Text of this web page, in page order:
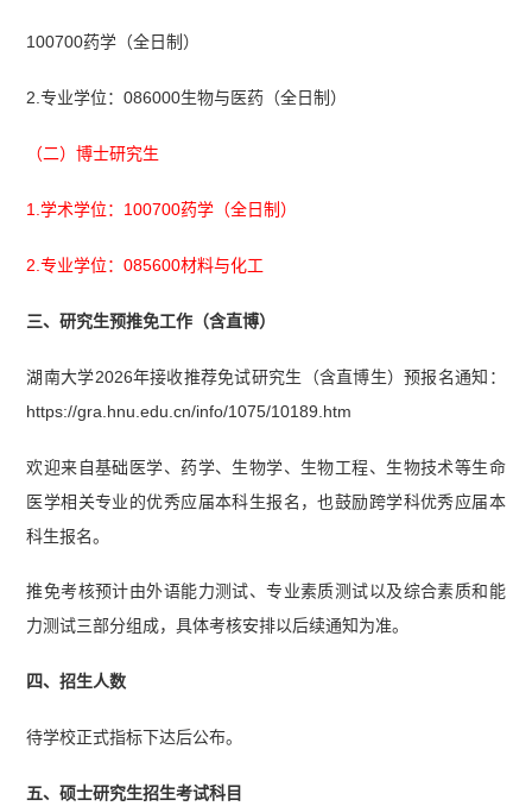
100700药学（全日制）
2.专业学位：086000生物与医药（全日制）
（二）博士研究生
1.学术学位：100700药学（全日制）
2.专业学位：085600材料与化工
三、研究生预推免工作（含直博）
湖南大学2026年接收推荐免试研究生（含直博生）预报名通知：
https://gra.hnu.edu.cn/info/1075/10189.htm
欢迎来自基础医学、药学、生物学、生物工程、生物技术等生命
医学相关专业的优秀应届本科生报名，也鼓励跨学科优秀应届本
科生报名。
推免考核预计由外语能力测试、专业素质测试以及综合素质和能
力测试三部分组成，具体考核安排以后续通知为准。
四、招生人数
待学校正式指标下达后公布。
五、硕士研究生招生考试科目